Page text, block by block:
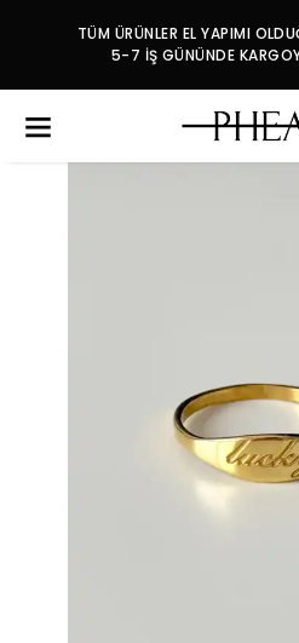
TÜM ÜRÜNLER EL YAPIMI
5-7 İŞ GÜNÜNDE